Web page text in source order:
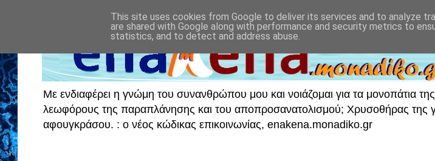
Με ενδιαφέρει η γνώμη του συνανθρώπου μου και νοιάζομαι για τα μονοπάτια
λεωφόρους της παραπλάνησης και του αποπροσανατολισμού; Χρυσοθήρας της
αφουγκράσου. : ο νέος κώδικας επικοινωνίας, enakena.monadiko.gr
This site uses cookies from Google to deliver its services and to analyze
are shared with Google along with performance and security metrics to
statistics, and to detect and address abuse.